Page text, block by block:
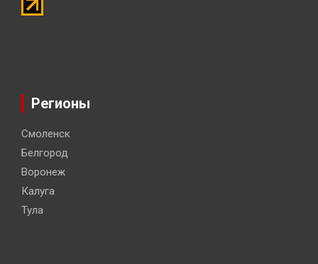
Регионы
Смоленск
Белгород
Воронеж
Калуга
Тула